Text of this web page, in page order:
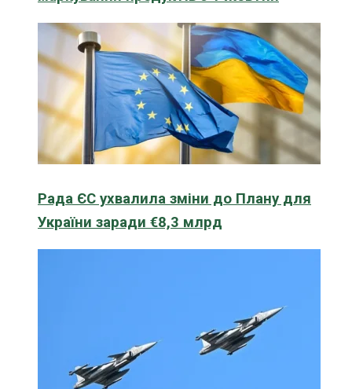
Рада ЄС ухвалила зміни до Плану для
України заради €8,3 млрд